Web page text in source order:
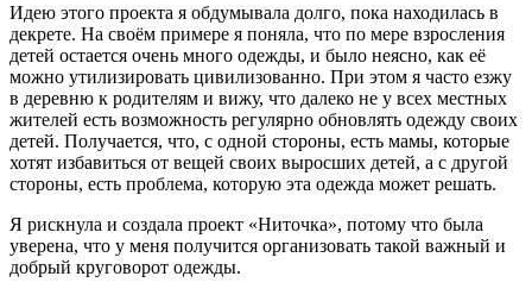
Идею этого проекта я обдумывала долго, пока находилась в
декрете. На своём примере я поняла, что по мере взросления
детей остается очень много одежды, и было неясно, как её
можно утилизировать цивилизованно. При этом я часто езжу
в деревню к родителям и вижу, что далеко не у всех местных
жителей есть возможность регулярно обновлять одежду своих
детей. Получается, что, с одной стороны, есть мамы, которые
хотят избавиться от вещей своих выросших детей, а с другой
стороны, есть проблема, которую эта одежда может решать.
Я рискнула и создала проект «Ниточка», потому что была
уверена, что у меня получится организовать такой важный и
добрый круговорот одежды.